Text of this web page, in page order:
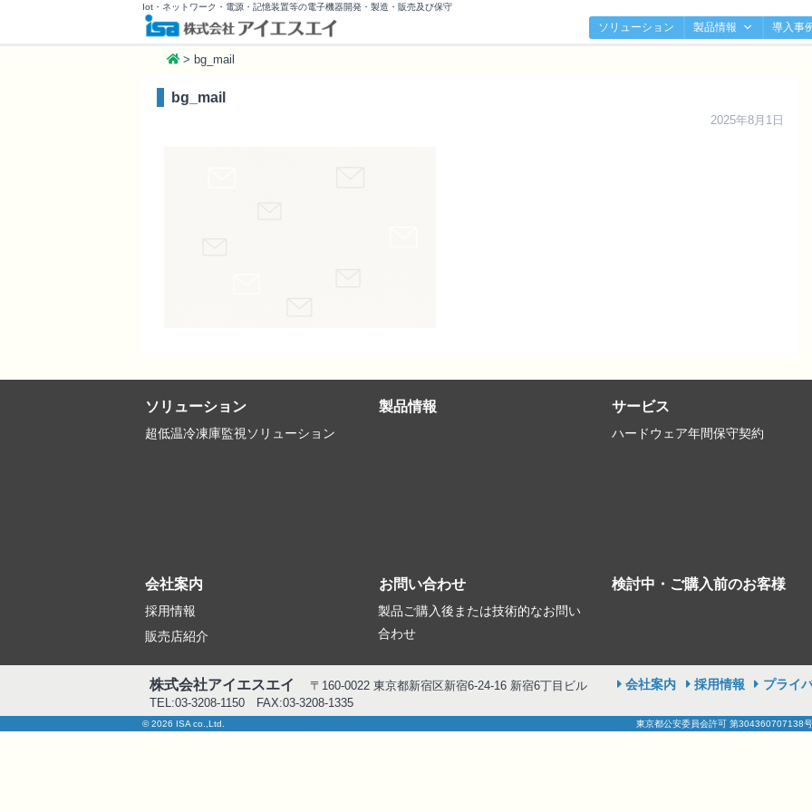
Iot・ネットワーク・電源・記憶装置等の電子機器開発・製造・販売及び保守
ソリューション 製品情報 導入事
> bg_mail
bg_mail
2025年8月1日
ソリューション
超低温冷凍庫監視ソリューション
製品情報 サービス
ハードウェア年間保守契約
会社案内
採用情報
販売店紹介
お問い合わせ
製品ご購入後または技術的なお問い
合わせ
検討中・ご購入前のお客様
会社案内 採用情報 プライ
株式会社アイエスエイ
〒160-0022 東京都新宿区新宿6-24-16 新宿6丁目ビル
TEL:03-3208-1150 FAX:03-3208-1335
© 2026 ISA co.,Ltd. 東京都公安委員会許可 第304360707138